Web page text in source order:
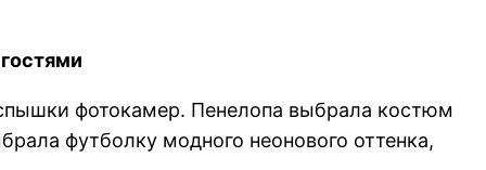
фотокамер. Пенелопа выбрала костюм
футболку модного неонового оттенка,